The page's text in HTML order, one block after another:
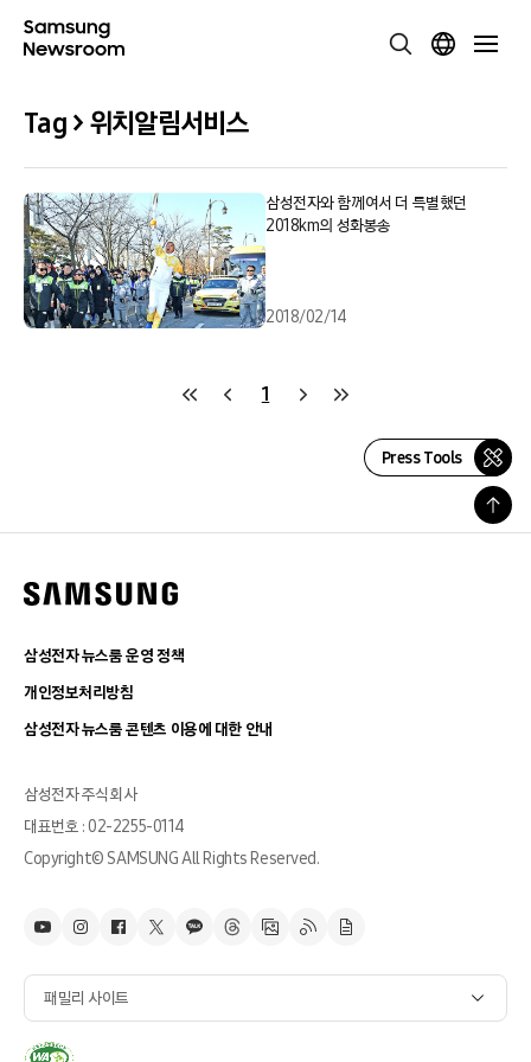
Tag > 위치알림서비스
삼성전자와 함께여서 더 특별했던
2018km의 성화봉송
2018/02/14
1
Press Tools
삼성전자 뉴스룸 운영 정책
개인정보처리방침
삼성전자 뉴스룸 콘텐츠 이용에 대한 안내
삼성전자 주식회사
대표번호 : 02-2255-0114
Copyright© SAMSUNG All Rights Reserved.
패밀리 사이트